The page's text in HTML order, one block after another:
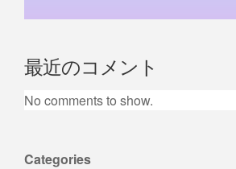
最近のコメント
No comments to show.
Categories